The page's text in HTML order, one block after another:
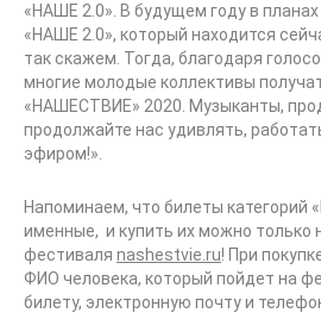
«НАШЕ 2.0». В будущем году в
«НАШЕ 2.0», который находится
так скажем. Тогда, благодаря
многие молодые коллективы
«НАШЕСТВИЕ» 2020. Музыканты,
продолжайте нас удивлять,
эфиром!».
Напоминаем, что билеты категорий
именные, и купить их можно только
фестиваля nashestvie.ru! При
ФИО человека, который пойдет на
билету, электронную почту и